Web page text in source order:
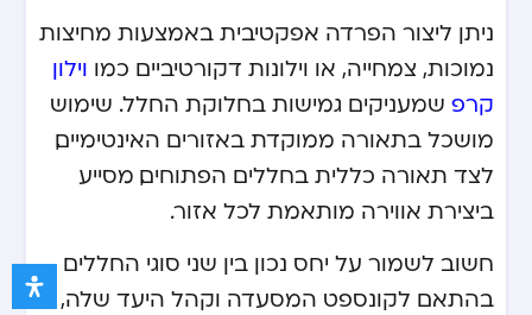
ניתן ליצור הפרדה אפקטיבית באמצעות מחיצות
נמוכות, צמחייה, או וילונות דקורטיביים כמו וילון
קרפ שמעניקים גמישות בחלוקת החלל. שימוש
מושכל בתאורה ממוקדת באזורים האינטימיים,
לצד תאורה כללית בחללים הפתוחים, מסייע
ביצירת אווירה מותאמת לכל אזור.
חשוב לשמור על יחס נכון בין שני סוגי החללים
בהתאם לקונספט המסעדה וקהל היעד שלה,